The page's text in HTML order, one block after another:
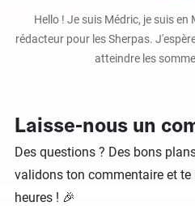
Hello ! Je suis Médric, je suis
rédacteur pour les Sherpas.
atteindre les
Laisse-nous un
Des questions ? Des bons
validons ton commentaire et te
heures ! 🎉